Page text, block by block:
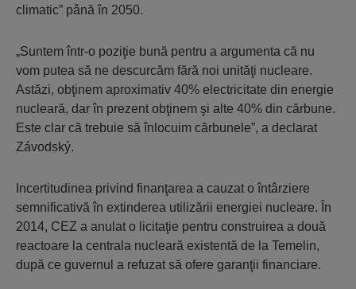
climatic” până în 2050.
„Suntem într-o poziţie bună pentru a argumenta că nu
vom putea să ne descurcăm fără noi unităţi nucleare.
Astăzi, obţinem aproximativ 40% electricitate din energie
nucleară, dar în prezent obţinem şi alte 40% din cărbune.
Este clar că trebuie să înlocuim cărbunele”, a declarat
Závodský.
Incertitudinea privind finanţarea a cauzat o întârziere
semnificativă în extinderea utilizării energiei nucleare. În
2014, CEZ a anulat o licitaţie pentru construirea a două
reactoare la centrala nucleară existentă de la Temelin,
după ce guvernul a refuzat să ofere garanţii financiare.